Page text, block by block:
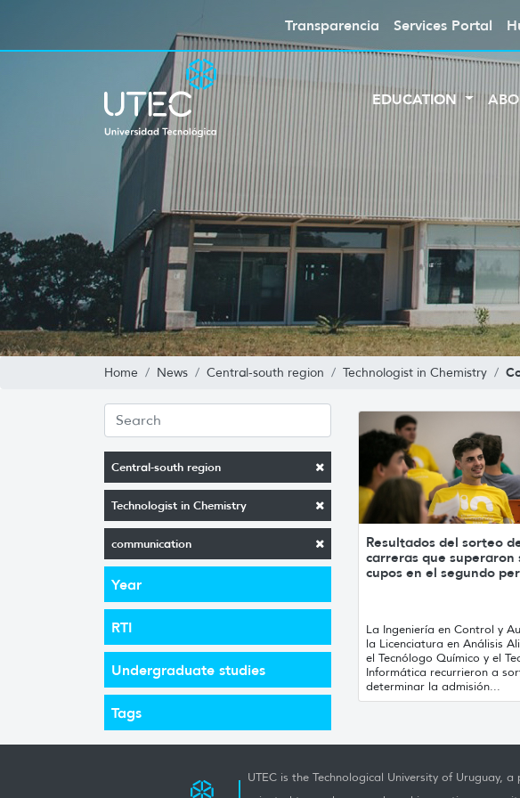
Transparencia Services Portal
EDUCATION
Home News Central-south region Technologist in Chemistry
Central-south region
Technologist in Chemistry
communication
Year
RTI
Undergraduate studies
Tags
Resultados del sorteo
carreras que superaron
cupos en el segundo
La Ingeniería en Control y
la Licenciatura en Análisis
el Tecnólogo Químico y el
Informática recurrieron a
determinar la admisión...
UTEC is the Technological University of Uruguay,